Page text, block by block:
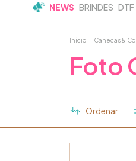
NEWS BRINDES DTF
Início Canecas &
Foto
Ordenar